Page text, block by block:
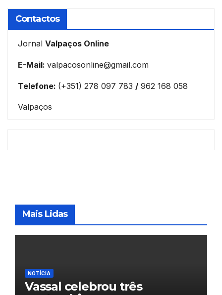
Contactos
Jornal Valpaços Online
E-Mail: valpacosonline@gmail.com
Telefone: (+351) 278 097 783 / 962 168 058
Valpaços
Mais Lidas
NOTÍCIA
Vassal celebrou três